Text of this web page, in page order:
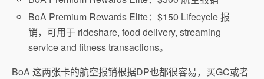
BoA Premium Rewards Elite：$150 Lifecycle 报
销，可用于 rideshare, food delivery, streaming
service and fitness transactions。
BoA 这两张卡的航空报销根据DP也都很容易，买GC或者